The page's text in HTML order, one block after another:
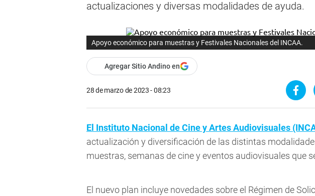
actualizaciones y diversas modalidades de ayuda.
Apoyo económico para muestras y Festivales Nacionales del INCAA.
Agregar Sitio Andino en
28 de marzo de 2023 - 08:23
El Instituto Nacional de Cine y Artes Audiovisuales
actualización y diversificación de las distintas
muestras, semanas de cine y eventos audiovisuales que
El nuevo plan incluye novedades sobre el Régimen de